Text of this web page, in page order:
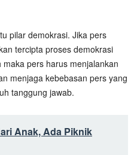
pilar demokrasi. Jika pers
tercipta proses demokrasi
pers harus menjalankan
menjaga kebebasan pers yang
tanggung jawab.
Anak, Ada Piknik